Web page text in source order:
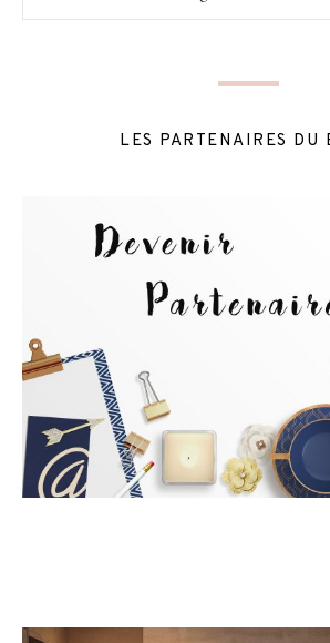
LES PARTENAIRES DU